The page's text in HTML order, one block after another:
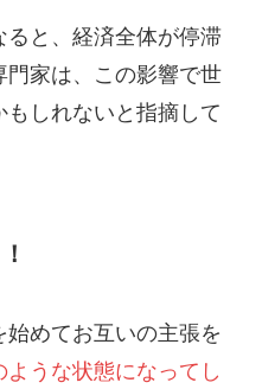
と、経済全体が停滞
家は、この影響で世
しれないと指摘して
めてお互いの主張を
ような状態になってし